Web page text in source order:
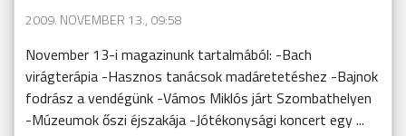
2009. NOVEMBER 13., 09:58
November 13-i magazinunk tartalmából: -Bach
virágterápia -Hasznos tanácsok madáretetéshez -Bajnok
fodrász a vendégünk -Vámos Miklós járt Szombathelyen
-Múzeumok őszi éjszakája -Jótékonysági koncert egy ...